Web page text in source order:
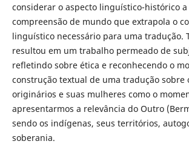
considerar o aspecto linguístico-histórico
compreensão de mundo que extrapola o
linguístico necessário para uma tradução.
resultou em um trabalho permeado de
refletindo sobre ética e reconhecendo o
construção textual de uma tradução sobre
originários e suas mulheres como o
apresentarmos a relevância do Outro
sendo os indígenas, seus territórios,
soberania.